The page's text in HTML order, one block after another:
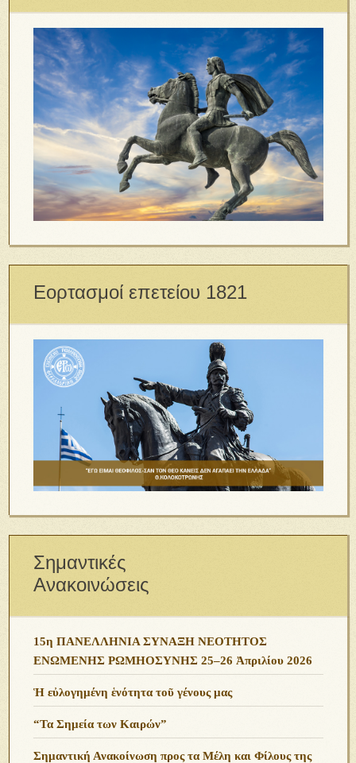
Εορτασμοί επετείου 1821
Σημαντικές
Ανακοινώσεις
15η ΠΑΝΕΛΛΗΝΙΑ ΣΥΝΑΞΗ ΝΕΟΤΗΤΟΣ
ΕΝΩΜΕΝΗΣ ΡΩΜΗΟΣΥΝΗΣ 25–26 Ἀπριλίου 2026
Ἡ εὐλογημένη ἑνότητα τοῦ γένους μας
“Τα Σημεία των Καιρών”
Σημαντική Ανακοίνωση προς τα Μέλη και Φίλους της